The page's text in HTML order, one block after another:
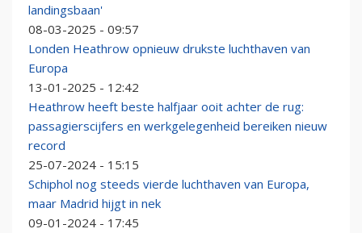
landingsbaan'
08-03-2025 - 09:57
Londen Heathrow opnieuw drukste luchthaven van
Europa
13-01-2025 - 12:42
Heathrow heeft beste halfjaar ooit achter de rug:
passagierscijfers en werkgelegenheid bereiken nieuw
record
25-07-2024 - 15:15
Schiphol nog steeds vierde luchthaven van Europa,
maar Madrid hijgt in nek
09-01-2024 - 17:45